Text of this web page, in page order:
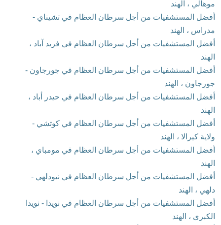
موهالي ، الهند
أفضل المستشفيات من أجل سرطان العظام في تشيناي -
مدراس ، الهند
أفضل المستشفيات من أجل سرطان العظام في فريد آباد ،
الهند
أفضل المستشفيات من أجل سرطان العظام في جورجاون -
جورجاون ، الهند
أفضل المستشفيات من أجل سرطان العظام في حيدر أباد ،
الهند
أفضل المستشفيات من أجل سرطان العظام في كوتشي -
ولاية كيرالا ، الهند
أفضل المستشفيات من أجل سرطان العظام في مومباي ،
الهند
أفضل المستشفيات من أجل سرطان العظام في نيودلهي -
دلهي ، الهند
أفضل المستشفيات من أجل سرطان العظام في نويدا - نويدا
الكبرى ، الهند